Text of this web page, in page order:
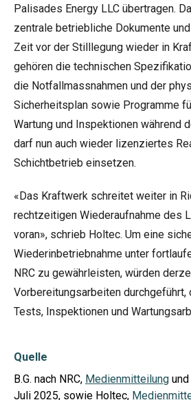
Palisades Energy LLC übertragen.
zentrale betriebliche Dokumente
Zeit vor der Stilllegung wieder in
gehören die technischen
die Notfallmassnahmen und der
Sicherheitsplan sowie Programme
Wartung und Inspektionen während
darf nun auch wieder lizenziertes
Schichtbetrieb einsetzen.
«Das Kraftwerk schreitet weiter in
rechtzeitigen Wiederaufnahme des
voran», schrieb Holtec. Um eine
Wiederinbetriebnahme unter
NRC zu gewährleisten, würden
Vorbereitungsarbeiten durchgeführt,
Tests, Inspektionen und
Quelle
B.G. nach NRC, Medienmitteilung und
Juli 2025, sowie Holtec,